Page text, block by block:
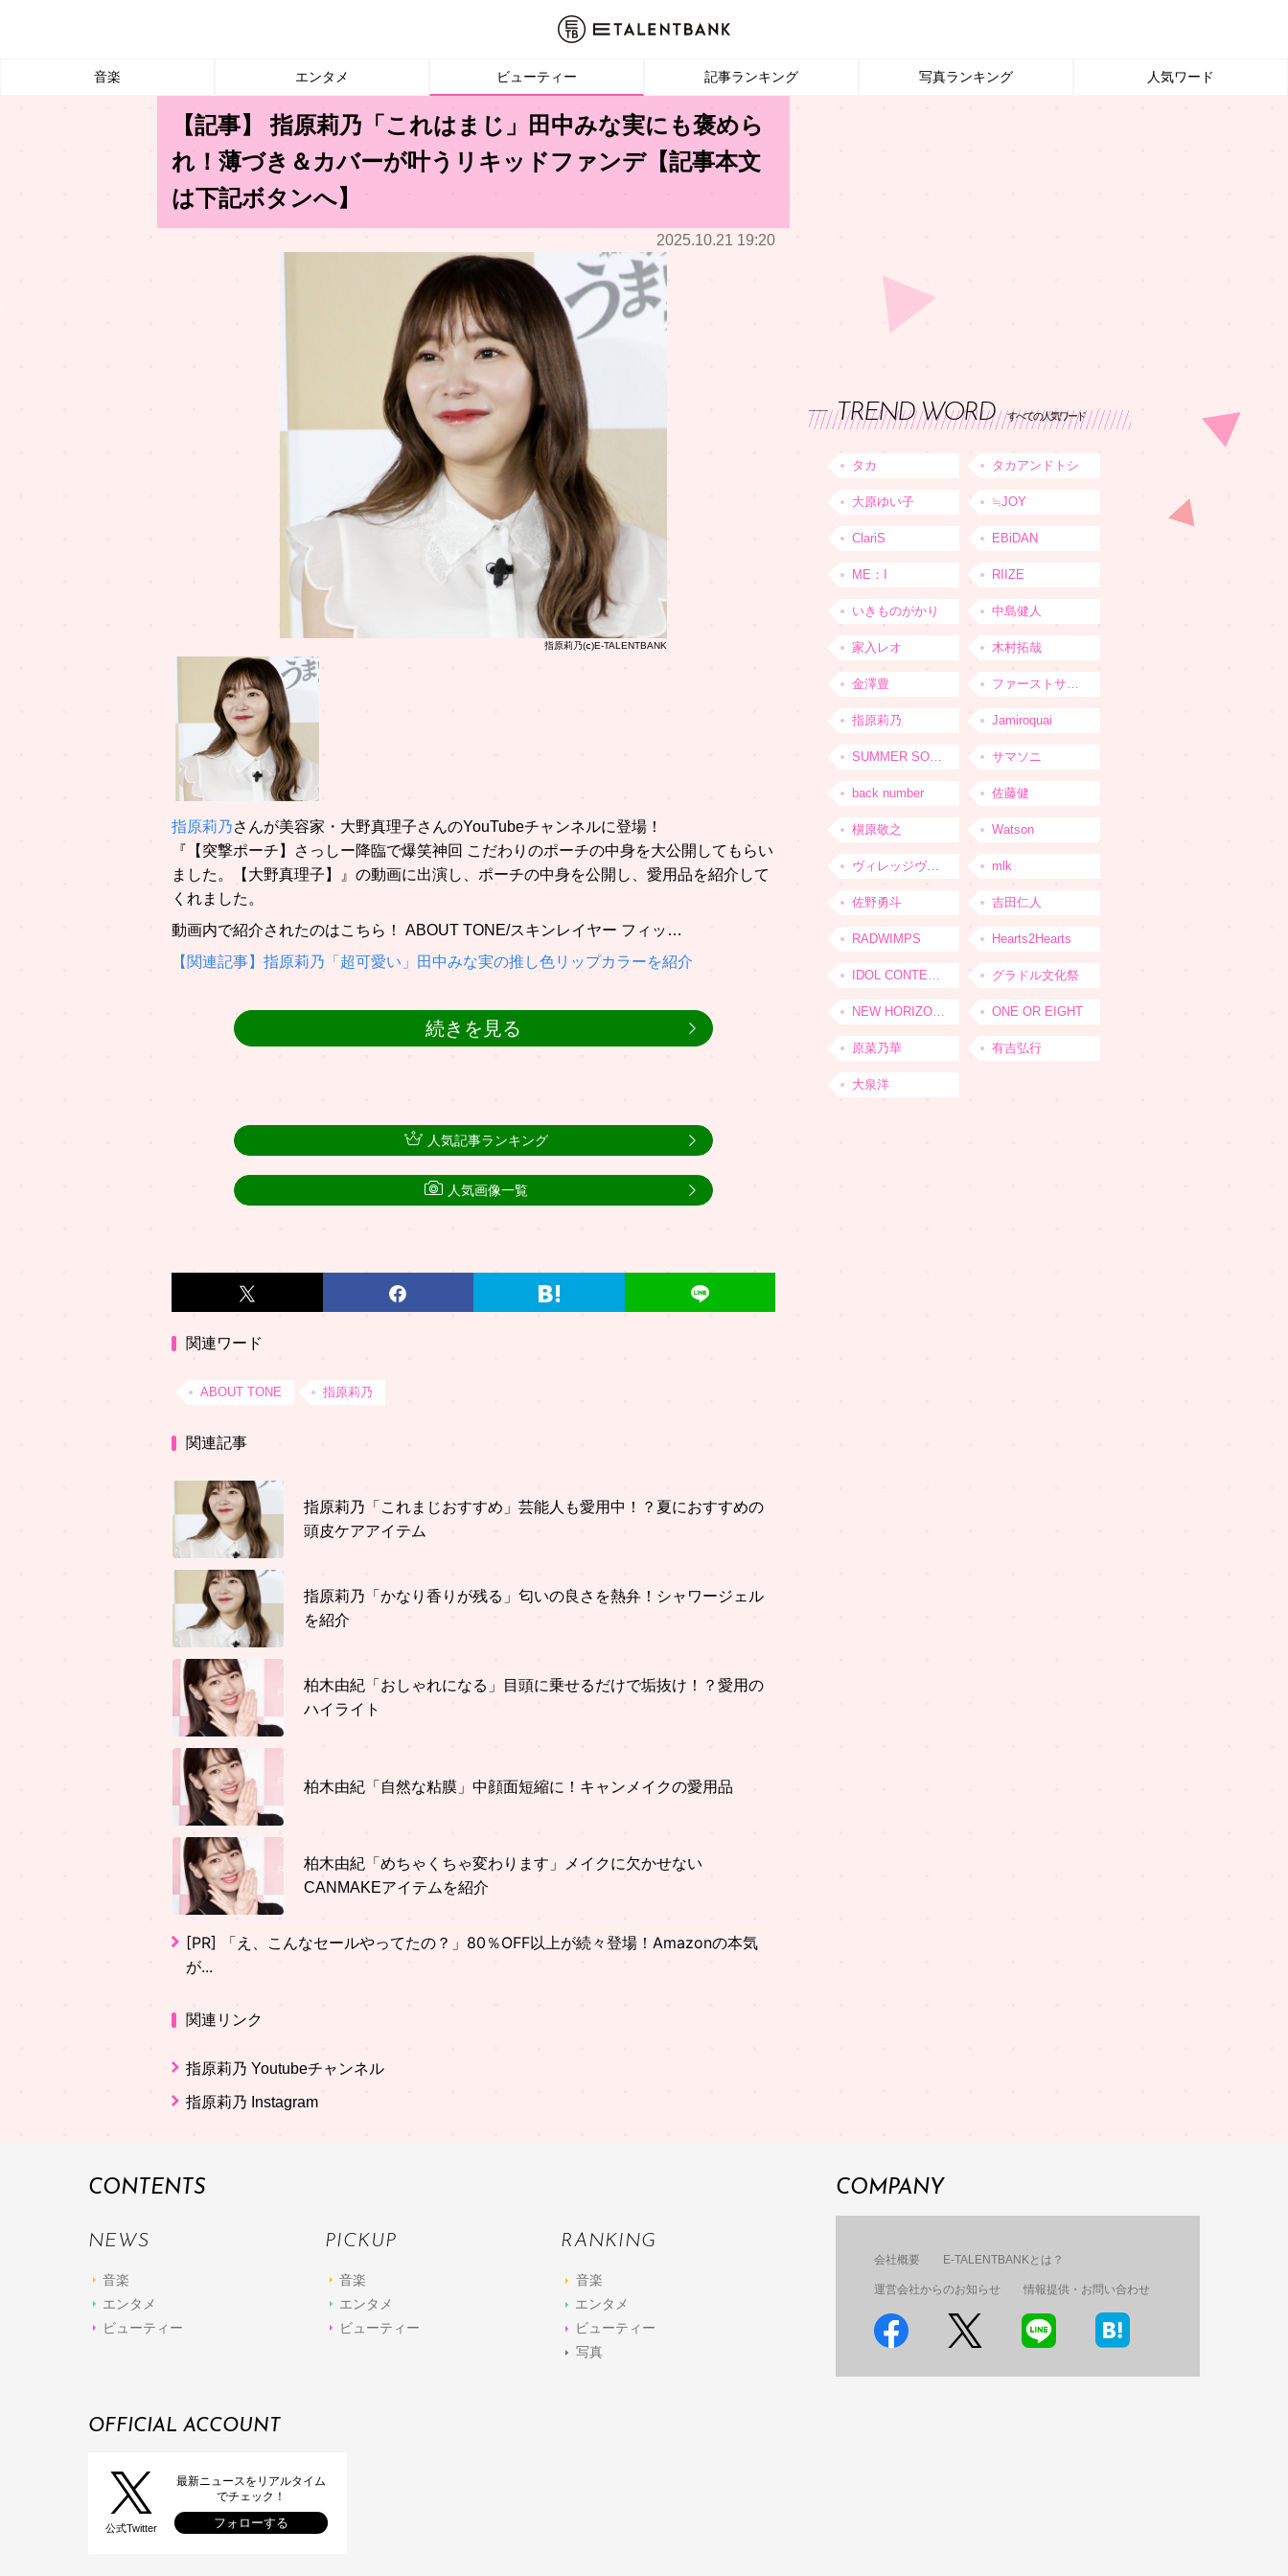
音楽 エンタメ ビューティー 記事ランキング 写真ランキング 人気ワード
【記事】 指原莉乃「これはまじ」田中みな実にも褒めら
れ！薄づき＆カバーが叶うリキッドファンデ【記事本文
は下記ボタンへ】
2025.10.21 19:20
指原莉乃(ⅽ)E-TALENTBANK
指原莉乃さんが美容家・大野真理子さんのYouTubeチャンネルに登場！
『【突撃ポーチ】さっしー降臨で爆笑神回 こだわりのポーチの中身を大公開してもらい
ました。【大野真理子】』の動画に出演し、ポーチの中身を公開し、愛用品を紹介して
くれました。
動画内で紹介されたのはこちら！ ABOUT TONE/スキンレイヤー フィッ…
【関連記事】指原莉乃「超可愛い」田中みな実の推し色リップカラーを紹介
続きを見る
関連ワード
ABOUT TONE 指原莉乃
関連記事
指原莉乃「これまじおすすめ」芸能人も愛用中！？夏におすすめの
頭皮ケアアイテム
指原莉乃「かなり香りが残る」匂いの良さを熱弁！シャワージェル
を紹介
柏木由紀「おしゃれになる」目頭に乗せるだけで垢抜け！？愛用の
ハイライト
柏木由紀「自然な粘膜」中顔面短縮に！キャンメイクの愛用品
柏木由紀「めちゃくちゃ変わります」メイクに欠かせない
CANMAKEアイテムを紹介
[PR] 「え、こんなセールやってたの？」80％OFF以上が続々登場！Amazonの本気
が...
関連リンク
指原莉乃 Youtubeチャンネル
指原莉乃 Instagram
人気記事ランキング
人気画像一覧
TREND WORD すべての人気ワード
タカ タカアンドトシ
大原ゆい子 ≒JOY
ClariS EBiDAN
ME：I RIIZE
いきものがかり 中島健人
家入レオ 木村拓哉
金澤豊 ファーストサマーウイカ
指原莉乃 Jamiroquai
SUMMER SONIC サマソニ
back number 佐藤健
槇原敬之 Watson
ヴィレッジヴァンガード mlk
佐野勇斗 吉田仁人
RADWIMPS Hearts2Hearts
IDOL CONTENT EXPO グラドル文化祭
NEW HORIZON FEST ONE OR EIGHT
原菜乃華 有吉弘行
大泉洋
CONTENTS
NEWS
音楽
エンタメ
ビューティー
PICKUP
音楽
エンタメ
ビューティー
RANKING
音楽
エンタメ
ビューティー
写真
COMPANY
会社概要 E-TALENTBANKとは？
運営会社からのお知らせ 情報提供・お問い合わせ
OFFICIAL ACCOUNT
公式Twitter
最新ニュースをリアルタイム
でチェック！
フォローする